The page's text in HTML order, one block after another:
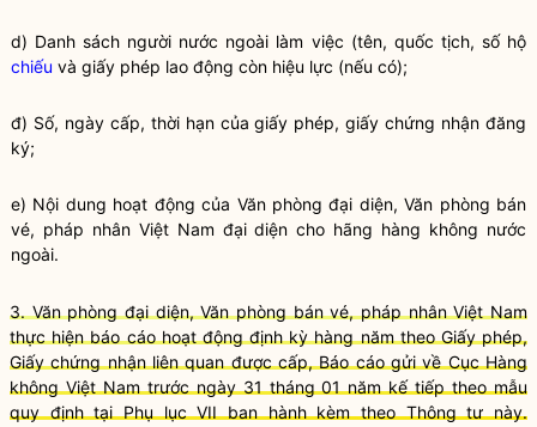
d) Danh sách người nước ngoài làm việc (tên, quốc tịch, số hộ
chiếu và giấy phép lao động còn hiệu lực (nếu có);
đ) Số, ngày cấp, thời hạn của giấy phép, giấy chứng nhận đăng
ký;
e) Nội dung hoạt động của Văn phòng đại diện, Văn phòng bán
vé, pháp nhân Việt Nam đại diện cho hãng hàng không nước
ngoài.
3. Văn phòng đại diện, Văn phòng bán vé, pháp nhân Việt Nam
thực hiện báo cáo hoạt động định kỳ hàng năm theo Giấy phép,
Giấy chứng nhận liên quan được cấp, Báo cáo gửi về Cục Hàng
không Việt Nam trước ngày 31 tháng 01 năm kế tiếp theo mẫu
quy định tại Phụ lục VII ban hành kèm theo Thông tư này.